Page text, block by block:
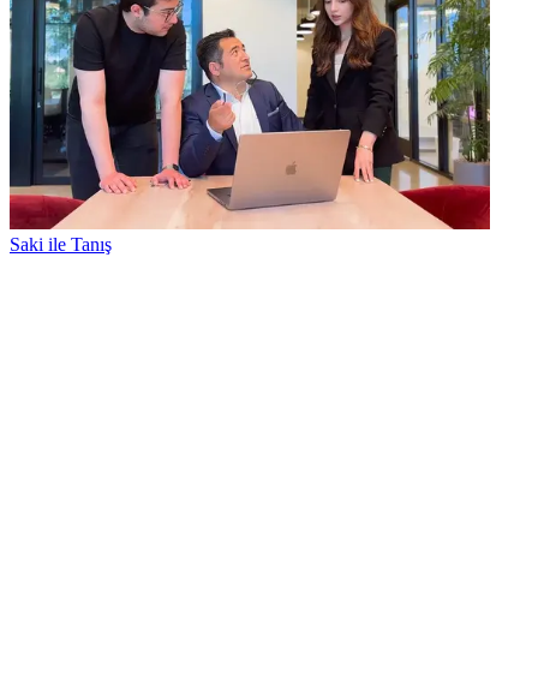
Saki ile Tanış